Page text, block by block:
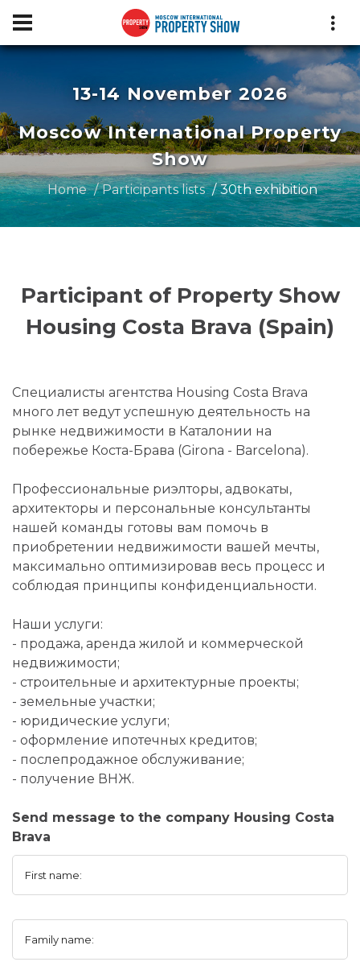
13-14 November 2026
Moscow International Property
Show
Home Participants lists 30th exhibition
Participant of Property Show
Housing Costa Brava (Spain)
Специалисты агентства Housing Costa Brava
много лет ведут успешную деятельность на
рынке недвижимости в Каталонии на
побережье Коста-Брава (Girona - Barcelona).
Профессиональные риэлторы, адвокаты,
архитекторы и персональные консультанты
нашей команды готовы вам помочь в
приобретении недвижимости вашей мечты,
максимально оптимизировав весь процесс и
соблюдая принципы конфиденциальности.
Наши услуги:
- продажа, аренда жилой и коммерческой
недвижимости;
- строительные и архитектурные проекты;
- земельные участки;
- юридические услуги;
- оформление ипотечных кредитов;
- послепродажное обслуживание;
- получение ВНЖ.
Send message to the company Housing Costa
Brava
First name:
Family name: